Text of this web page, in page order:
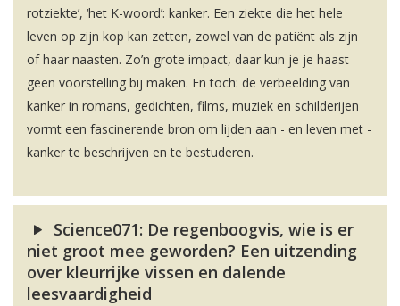
rotziekte’, ‘het K-woord’: kanker. Een ziekte die het hele
leven op zijn kop kan zetten, zowel van de patiënt als zijn
of haar naasten. Zo’n grote impact, daar kun je je haast
geen voorstelling bij maken. En toch: de verbeelding van
kanker in romans, gedichten, films, muziek en schilderijen
vormt een fascinerende bron om lijden aan - en leven met -
kanker te beschrijven en te bestuderen.
Science071: De regenboogvis, wie is er
niet groot mee geworden? Een uitzending
over kleurrijke vissen en dalende
leesvaardigheid